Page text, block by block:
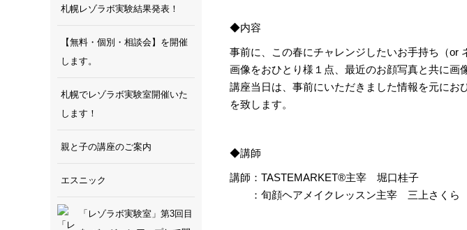
◆内容
事前に、この春にチャレンジしたいお手持ち（or
画像をおひとり様１点、最近のお顔写真と共に画
講座当日は、事前にいただきました情報を元にお
を致します。
◆講師
講師：TASTEMARKET®主宰 堀口桂子
：旬顔ヘアメイクレッスン主宰 三上さくら
札幌レゾラボ実験結果発表！
【無料・個別・相談会】を開催
します。
札幌でレゾラボ実験室開催いた
します！
親と子の講座のご案内
エスニック
「レゾラボ実験室」第3回目